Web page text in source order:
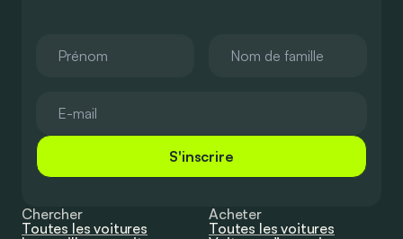
S'inscrire
Chercher
Toutes les voitures
Acheter
Toutes les voitures